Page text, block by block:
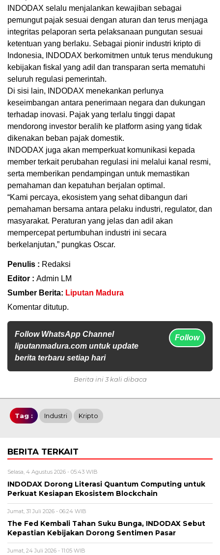
INDODAX selalu menjalankan kewajiban sebagai
pemungut pajak sesuai dengan aturan dan terus menjaga
integritas pelaporan serta pelaksanaan pungutan sesuai
ketentuan yang berlaku. Sebagai pionir industri kripto di
Indonesia, INDODAX berkomitmen untuk terus mendukung
kebijakan fiskal yang adil dan transparan serta mematuhi
seluruh regulasi pemerintah.
Di sisi lain, INDODAX menekankan perlunya
keseimbangan antara penerimaan negara dan dukungan
terhadap inovasi. Pajak yang terlalu tinggi dapat
mendorong investor beralih ke platform asing yang tidak
dikenakan beban pajak domestik.
INDODAX juga akan memperkuat komunikasi kepada
member terkait perubahan regulasi ini melalui kanal resmi,
serta memberikan pendampingan untuk memastikan
pemahaman dan kepatuhan berjalan optimal.
“Kami percaya, ekosistem yang sehat dibangun dari
pemahaman bersama antara pelaku industri, regulator, dan
masyarakat. Peraturan yang jelas dan adil akan
mempercepat pertumbuhan industri ini secara
berkelanjutan,” pungkas Oscar.
Penulis : Redaksi
Editor : Admin LM
Sumber Berita: Liputan Madura
Komentar ditutup.
Follow WhatsApp Channel
liputanmadura.com untuk update
berita terbaru setiap hari
Follow
Berita ini 3 kali dibaca
Tag : Industri Kripto
BERITA TERKAIT
Selasa, 4 Agustus 2026 - 05:43 WIB
INDODAX Dorong Literasi Quantum Computing untuk
Perkuat Kesiapan Ekosistem Blockchain
Jumat, 31 Juli 2026 - 06:24 WIB
The Fed Kembali Tahan Suku Bunga, INDODAX Sebut
Kepastian Kebijakan Dorong Sentimen Pasar
Jumat, 24 Juli 2026 - 11:05 WIB